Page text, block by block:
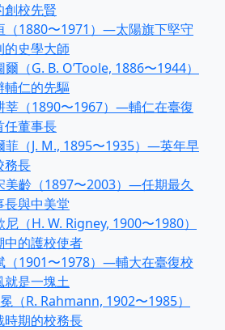
創校先賢
（1880〜1971）—太陽旗下堅守
的史學大師
爾（G. B. O’Toole, 1886〜1944）
仁的先驅
莘（1890〜1967）—輔仁在臺復
任董事長
菲（J. M., 1895〜1935）—英年早
務長
美齡（1897〜2003）—任期最久
長與中美堂
尼（H. W. Rigney, 1900〜1980）
的護校使者
（1901〜1978）—輔大在臺復校
就是一塊土
（R. Rahmann, 1902〜1985）
期的校務長